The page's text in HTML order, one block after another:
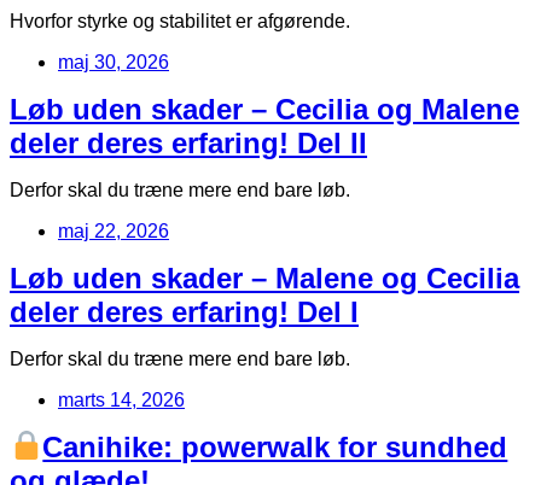
Hvorfor styrke og stabilitet er afgørende.
maj 30, 2026
Løb uden skader – Cecilia og Malene
deler deres erfaring! Del II
Derfor skal du træne mere end bare løb.
maj 22, 2026
Løb uden skader – Malene og Cecilia
deler deres erfaring! Del I
Derfor skal du træne mere end bare løb.
marts 14, 2026
Canihike: powerwalk for sundhed